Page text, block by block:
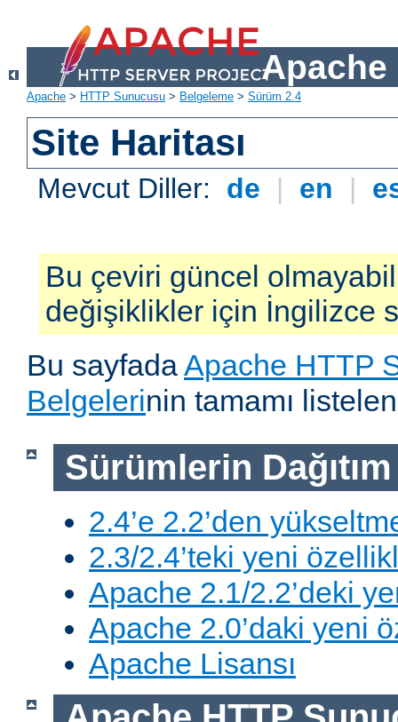
Apache
Apache > HTTP Sunucusu > Belgeleme > Sürüm 2.4
Site Haritası
Mevcut Diller: de | en |
Bu çeviri güncel
değişiklikler için İngilizce
Bu sayfadaApache HTTP
Belgelerinin tamamı
Sürümlerin
2.4’e 2.2’den
2.3/2.4’teki yeni
Apache 2.1/2.2’deki
Apache 2.0’daki yeni
Apache Lisansı